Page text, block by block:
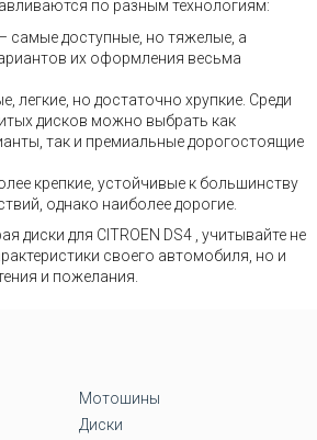
по разным технологиям:
самые доступные, но тяжелые, а
их оформления весьма
легкие, но достаточно хрупкие. Среди
дисков можно выбрать как
так и премиальные дорогостоящие
крепкие, устойчивые к большинству
однако наиболее дорогие.
диски для CITROEN DS4 , учитывайте не
своего автомобиля, но и
и пожелания.
Мотошины
Диски